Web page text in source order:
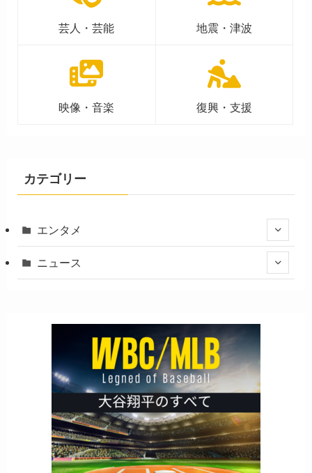
芸人・芸能 地震・津波
映像・音楽 復興・支援
カテゴリー
エンタメ
ニュース